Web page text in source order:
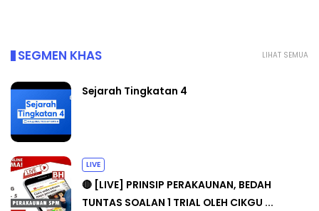
LIHAT SEMUA
SEGMEN KHAS
Sejarah Tingkatan 4
LIVE
🔴 [LIVE] PRINSIP PERAKAUNAN, BEDAH
TUNTAS SOALAN 1 TRIAL OLEH CIKGU ...